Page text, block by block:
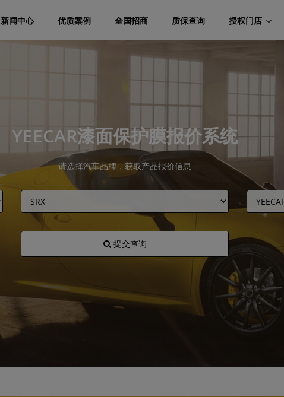
新闻中心 优质案例 全国招商 质保查询 授权门店
YEECAR漆面保护膜报价系统
请选择汽车品牌，获取产品报价信息
提交查询